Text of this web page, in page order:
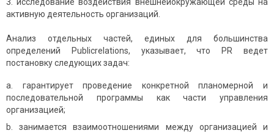
активную деятельность организаций.
Анализ отдельных частей, единых для большинства
определений Publicrelations, указывает, что PR ведет
постановку следующих задач:
гарантирует проведение конкретной планомерной и
последовательной программы как части управления
организацией;
занимается взаимоотношениями между организацией и